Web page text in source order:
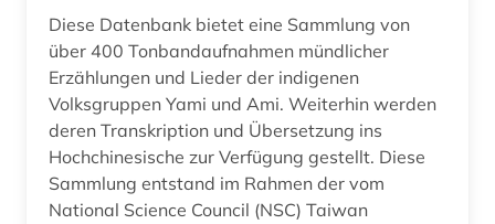
biografie (2)
biographie (1)
bochum (1)
bosnien-herzegowina (1)
brauchtum (1)
GUS (1)
Griechenland (1)
Großbritannien (1)
Hamburg (1)
Diese Datenbank bietet eine Sammlung von
über 400 Tonbandaufnahmen mündlicher
Erzählungen und Lieder der indigenen
Volksgruppen Yami und Ami. Weiterhin werden
deren Transkription und Übersetzung ins
Hochchinesische zur Verfügung gestellt. Diese
Sammlung entstand im Rahmen der vom
National Science Council (NSC) Taiwan